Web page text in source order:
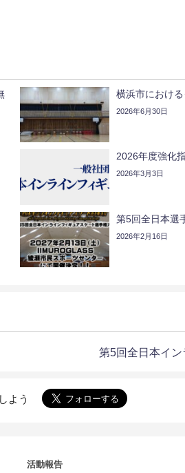
横浜市におけ
2026年6月30日
2026年度強化
2026年3月3日
第5回全日本選
2026年2月16日
第5回全日本イ
よう
活動報告